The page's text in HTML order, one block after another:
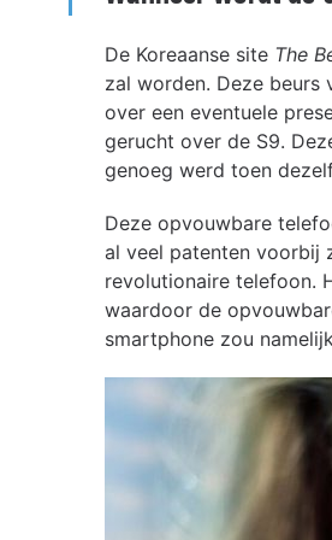
De Koreaanse site The
zal worden. Deze
over een eventuele
gerucht over de S9.
genoeg werd toen
Deze opvouwbare
al veel patenten voorbij
revolutionaire telefoon.
waardoor de
smartphone zou